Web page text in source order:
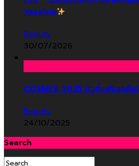
Vaseline
Beauty
30/07/2026
COSMEX 2025 บิวตี้แฟร์สุดยิ่ง
Beauty
24/10/2025
Search